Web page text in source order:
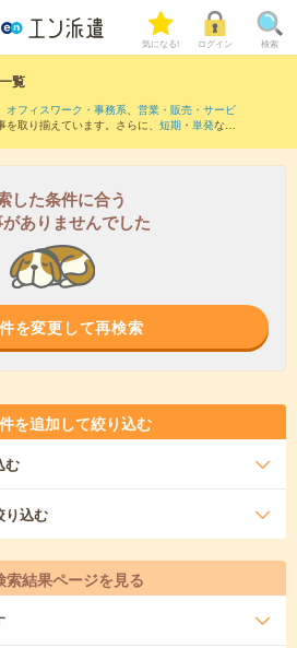
気になる! ログイン 検索
覧
オフィスワーク・事務系、 営業・販売・サービ
を取り揃えています。さらに、 短期 ・ 単発など
島駅・岩代清水駅・美術館図書館前駅など近隣
した条件に合う
ありませんでした
を変更して再検索
を追加して絞り込む
む
り込む
索結果ページを見る